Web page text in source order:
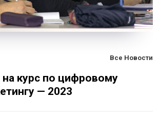
Все Новости
курс по цифровому
— 2023